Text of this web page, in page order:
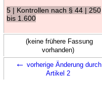
5 | Kontrollen nach § 44 | 250
bis 1.600
(keine frühere Fassung
vorhanden)
← vorherige Änderung durch
Artikel 2